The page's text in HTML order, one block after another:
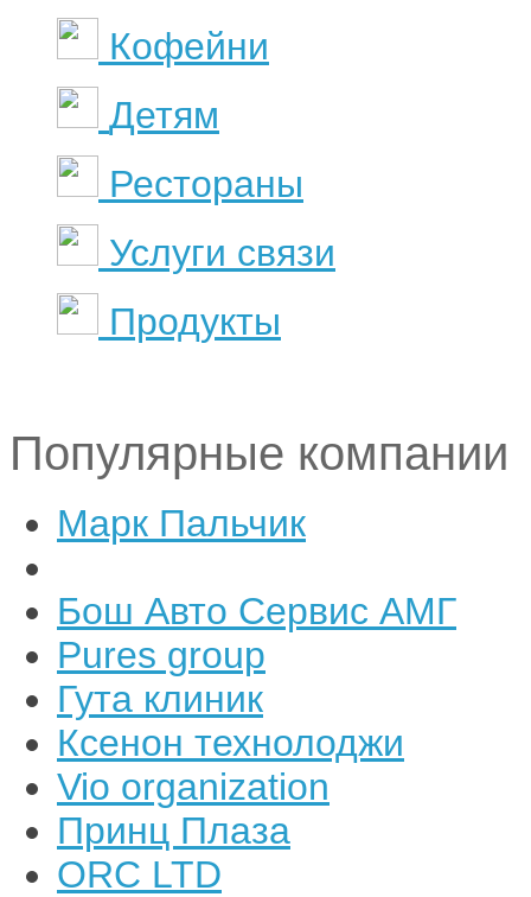
Кофейни
Детям
Рестораны
Услуги связи
Продукты
Популярные компании
Марк Пальчик
Бош Авто Сервис АМГ
Pures group
Гута клиник
Ксенон технолоджи
Vio organization
Принц Плаза
ORC LTD